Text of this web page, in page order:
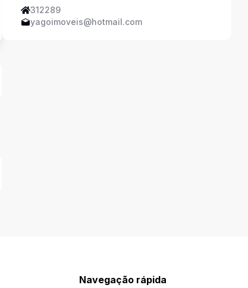
312289
yagoimoveis@hotmail.com
Navegação rápida